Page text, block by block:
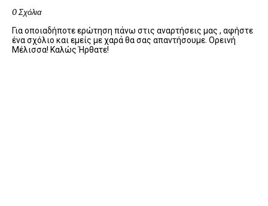
0 Σχόλια
Για οποιαδήποτε ερώτηση πάνω στις αναρτήσεις μας , αφήστε
ένα σχόλιο και εμείς με χαρά θα σας απαντήσουμε. Ορεινή
Μέλισσα! Καλώς Ήρθατε!